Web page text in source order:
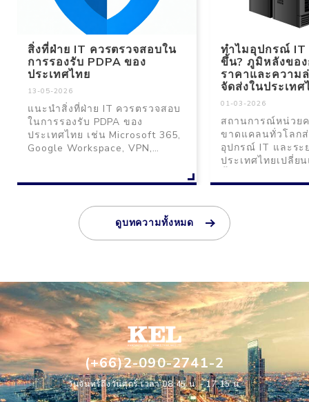
สิ่งที่ฝ่าย IT ควรตรวจสอบใน
การรองรับ PDPA ของ
ประเทศไทย
13-05-2026
แนะนำสิ่งที่ฝ่าย IT ควรตรวจสอบ
ในการรองรับ PDPA ของ
ประเทศไทย เช่น Microsoft 365,
Google Workspace, VPN,
ในไทยและบริษัทต่างประเทศใน
ทำไมอุปกรณ์ IT
ขึ้น? ภูมิหลังขอ
ราคาและความ
จัดส่งในประเทศ
01-03-2026
สถานการณ์หน่วย
ขาดแคลนทั่วโลก
อุปกรณ์ IT และระ
ประเทศไทยเปลี่ย
สำหรับองค์กร
ดูบทความทั้งหมด
(+66)2-090-2741-2
วันจันทร์ถึงวันศุกร์ เวลา 08:45 น. - 17:15 น.